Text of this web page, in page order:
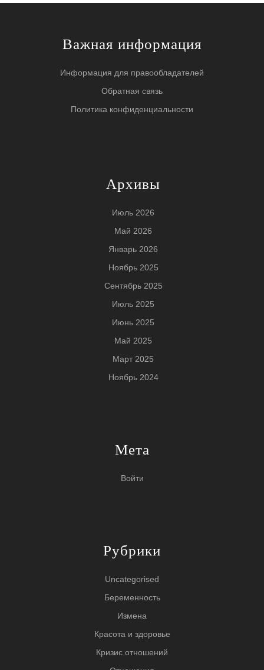
Важная информация
Информация для правообладателей
Обратная связь
Политика конфиденциальности
Архивы
Июль 2026
Май 2026
Январь 2026
Ноябрь 2025
Сентябрь 2025
Июль 2025
Июнь 2025
Май 2025
Март 2025
Ноябрь 2024
Мета
Войти
Рубрики
Uncategorised
Беременность
Измена
Красота и здоровье
Кризис отношений